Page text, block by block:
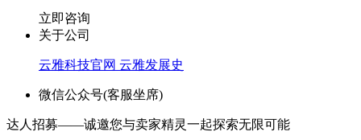
立即咨询
关于公司
云雅科技官网 云雅发展史
微信公众号(客服坐席)
达人招募——诚邀您与卖家精灵一起探索无限可能